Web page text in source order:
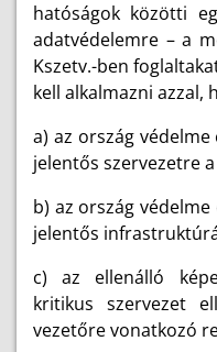
hatóságok közötti
adatvédelemre – a
Kszetv.-ben
kell alkalmazni azzal,
a) az ország
jelentős szervezetre
b) az ország
jelentős
c) az ellenálló
kritikus szervezet
vezetőre vonatkozó